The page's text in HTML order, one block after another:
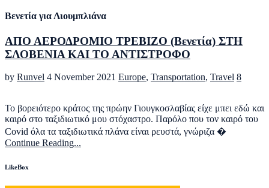
Βενετία για Λιουμπλιάνα
ΑΠΟ ΑΕΡΟΔΡΟΜΙΟ ΤΡΕΒΙΖΟ (Βενετία) ΣΤΗ
ΣΛΟΒΕΝΙΑ ΚΑΙ ΤΟ ΑΝΤΙΣΤΡΟΦΟ
by Runvel 4 November 2021 Europe, Transportation, Travel 8
Το βορειότερο κράτος της πρώην Γιουγκοσλαβίας είχε μπει εδώ και
καιρό στο ταξιδιωτικό μου στόχαστρο. Παρόλο που τον καιρό του
Covid όλα τα ταξιδιωτικά πλάνα είναι ρευστά, γνώριζα �
Continue Reading...
LikeBox